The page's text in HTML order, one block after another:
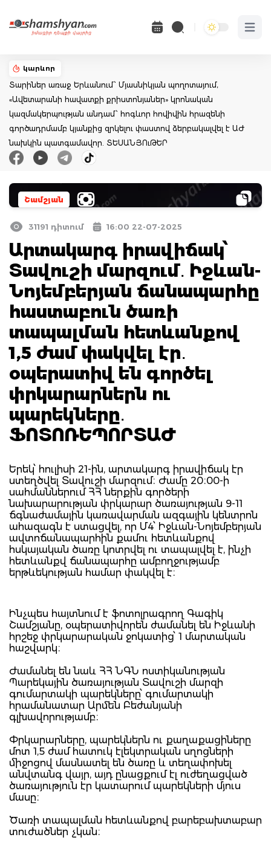
Open
կարևոր
Տարիներ առաջ Երևանում՝ Մյասնիկյան պողոտայում,
«Ավետարանի հավատքի քրիստոնյաներ» կրոնական
կազմակերպության անդամ՝ հոգևոր հովիվին հրազենի
գործադրմամբ կյանքից զրկելու փաստով ձերբակալվել է ԱԺ
նախկին պատգամավոր. ՏԵՍԱՆՅՈւԹԵՐ
Շամշյան
31191 դիտում 16:00 22-07-2025
Արտակարգ իրավիճակ՝
Տավուշի մարզում․ Իջևան-
Նոյեմբերյան ճանապարհը
հաստաբուն ծառի
տապալման հետևանքով
1,5 ժամ փակվել էր․
օպերատիվ են գործել
փրկարարներն ու
պարեկները․
ՖՈՏՈՌԵՊՈՐՏԱԺ
Երեկ՝ հուլիսի 21-ին, արտակարգ իրավիճակ էր
ստեղծվել Տավուշի մարզում։ Ժամը 20։00-ի
սահմաններում ՀՀ ներքին գործերի
նախարարության փրկարար ծառայության 9-11
ճգնաժամային կառավարման ազգային կենտրոն
ահազագն է ստացվել, որ Մ4՝ Իջևան-Նոյեմբերյան
ավտոճանապարհին քամու հետևանքով
հսկայական ծառը կոտրվել ու տապալվել է, ինչի
հետևանքվ ճանապարհը ամբողջությամբ
երթևեկության համար փակվել է։
Ինչպես հայտնում է ֆոտոլրագրող Գագիկ
Շամշյանը, օպերատիվորեն ժամանել են Իջևանի
հրշեջ փրկարարական ջոկատից՝ 1 մարտական
հաշվարկ։
Ժամանել են նաև ՀՀ ՆԳՆ ոստիկանության
Պարեկային ծառայության Տավուշի մարզի
գումարտակի պարեկները՝ գումարտակի
հրամանատար Արմեն Բեժանյանի
գլխավորությամբ։
Փրկարարները, պարեկներն ու քաղաքացիները
մոտ 1,5 ժամ հատուկ էլեկտրական սղոցների
միջոցով մասնատել են ծառը և տեղափոխել
անվտանգ վայր, այդ ընացքում էլ ուժեղացված
ծառայություն էր կատարում պարեկների մյուս
մասը։
Ծառի տապալման հետևանքով բարեբախտաբար
տուժածներ չկան։